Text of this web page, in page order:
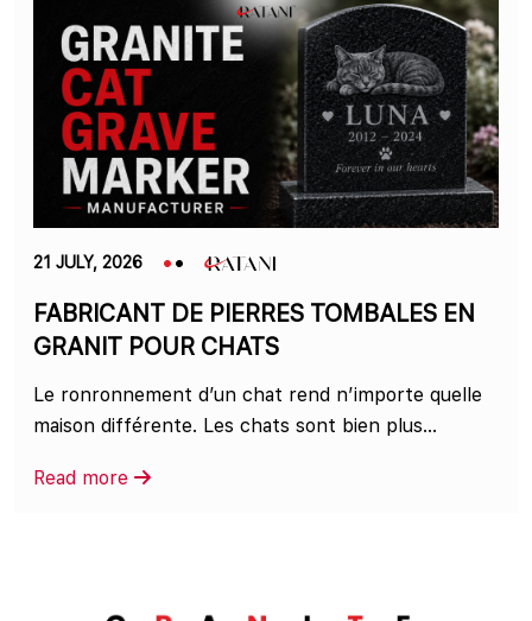
21 JULY, 2026
FABRICANT DE PIERRES TOMBALES EN
GRANIT POUR CHATS
Le ronronnement d’un chat rend n’importe quelle
maison différente. Les chats sont bien plus...
Read more